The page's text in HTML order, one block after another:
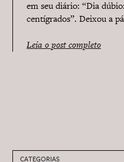
CATEGORIAS
em seu diário: “Dia
centígrados”. Deixou a
Leia o post completo